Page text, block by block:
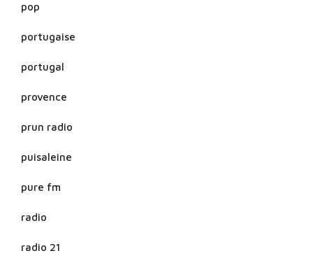
pop
portugaise
portugal
provence
prun radio
puisaleine
pure fm
radio
radio 21